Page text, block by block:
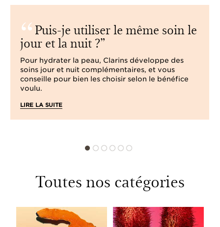
Puis-je utiliser le même soin le
jour et la nuit ?
Pour hydrater la peau, Clarins développe des
soins jour et nuit complémentaires, et vous
conseille pour bien les choisir selon le bénéfice
voulu.
LIRE LA SUITE
Toutes nos catégories